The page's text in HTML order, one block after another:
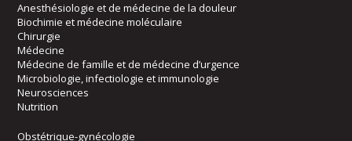
Anesthésiologie et de médecine de la douleur
Biochimie et médecine moléculaire
Chirurgie
Médecine
Médecine de famille et de médecine d’urgence
Microbiologie, infectiologie et immunologie
Neurosciences
Nutrition
Obstétrique-gynécologie